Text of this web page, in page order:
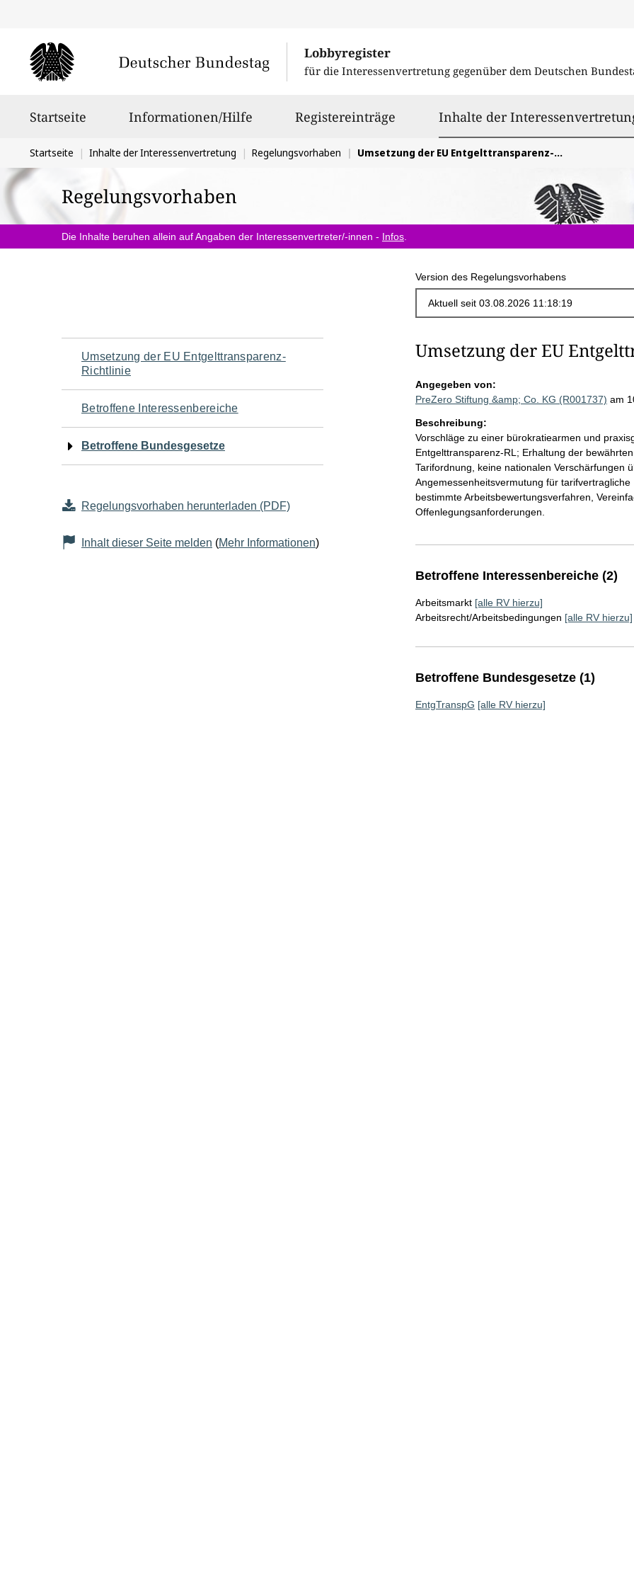
Lobbyregister
für die Interessenvertretung gegenüber dem Deutschen
Startseite Informationen/Hilfe Registereinträge Inhalte der
Sie
befinden
sich
hier:
Startseite Inhalte der Interessenvertretung Regelungsvorhaben Umsetzung der EU Entgelttransparenz-Richtlinie
Regelungsvorhaben
Die Inhalte beruhen allein auf Angaben der Interessenvertreter/-innen - Infos
Version des Regelungsvorhabens
Navigation
für
den
Seiteninhalt
Umsetzung der EU Entgelttransparenz-
Richtlinie
Betroffene Interessenbereiche
Betroffene Bundesgesetze
Regelungsvorhaben herunterladen (PDF)
Inhalt dieser Seite melden (Mehr Informationen)
Umsetzung der EU
Angegeben von:
PreZero Stiftung &amp; Co. KG (R001737) am
Beschreibung:
Vorschläge zu einer bürokratiearmen und
Entgelttransparenz-RL; Erhaltung der
Tarifordnung, keine nationalen Verschärfungen
Angemessenheitsvermutung für
bestimmte Arbeitsbewertungsverfahren,
Offenlegungsanforderungen.
Betroffene Interessenbereiche (2)
Arbeitsmarkt [alle RV hierzu]
Arbeitsrecht/Arbeitsbedingungen [alle RV hierzu]
Betroffene Bundesgesetze (1)
EntgTranspG [alle RV hierzu]